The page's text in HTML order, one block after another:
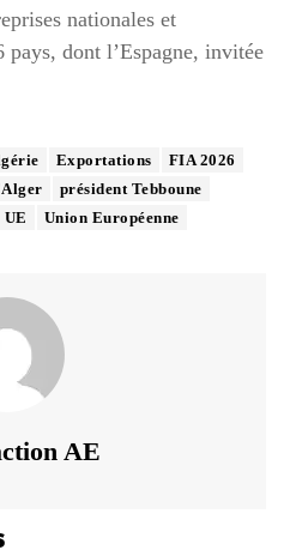
nationales et
pays, dont l’Espagne, invitée
Exportations
FIA 2026
président Tebboune
UE Union Européenne
AE